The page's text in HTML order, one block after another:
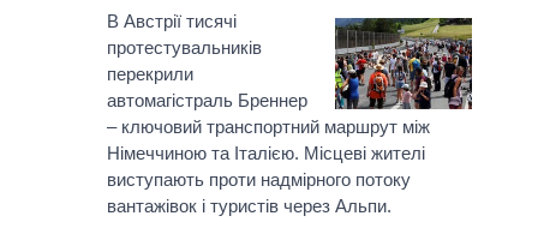
В Австрії тисячі
протестувальників
перекрили
автомагістраль Бреннер
– ключовий транспортний маршрут між
Німеччиною та Італією. Місцеві жителі
виступають проти надмірного потоку
вантажівок і туристів через Альпи.